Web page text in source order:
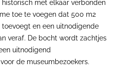
met elkaar verbonden
toe te voegen dat 500 m2
en een uitnodigende
veraf. De bocht wordt zachtjes
​​uitnodigend
de museumbezoekers.